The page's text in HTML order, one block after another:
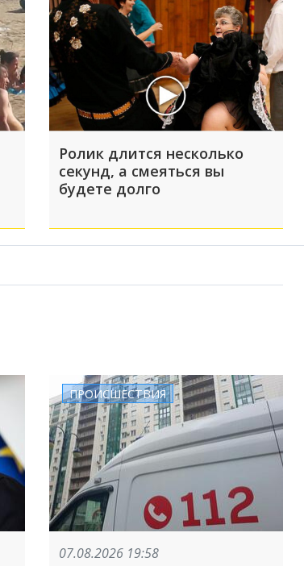
Ролик длится несколько
секунд, а смеяться вы
будете долго
ПРОИСШЕСТВИЯ
07.08.2026 19:58